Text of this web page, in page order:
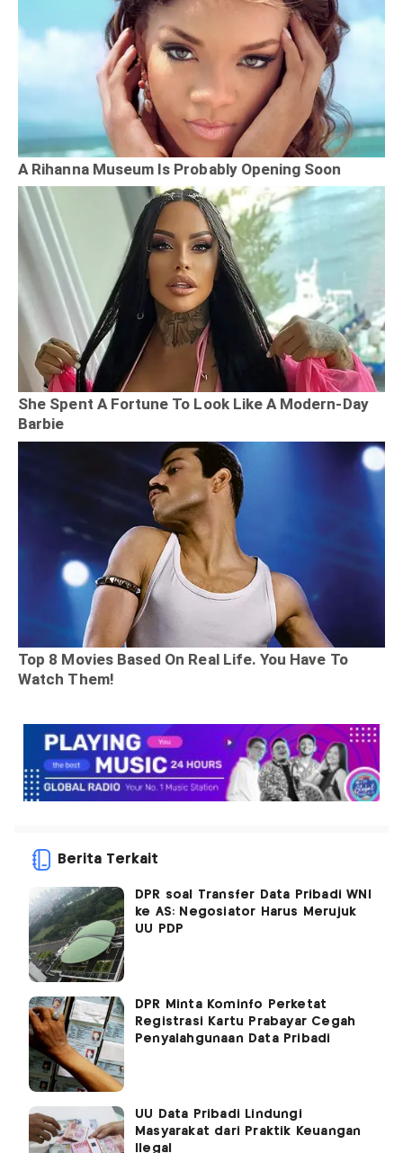
Berita Terkait
DPR soal Transfer Data Pribadi WNI
ke AS: Negosiator Harus Merujuk
UU PDP
DPR Minta Kominfo Perketat
Registrasi Kartu Prabayar Cegah
Penyalahgunaan Data Pribadi
UU Data Pribadi Lindungi
Masyarakat dari Praktik Keuangan
Ilegal